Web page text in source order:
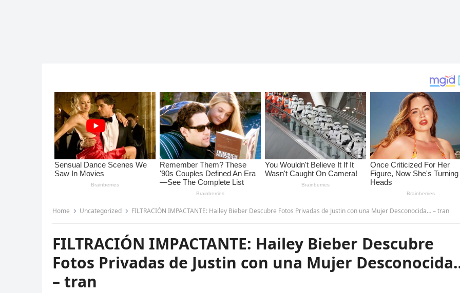
Home Uncategorized FILTRACIÓN IMPACTANTE: Hailey Bieber Descubre Fotos Privadas de Justin con una Mujer Desconocida… – tran
FILTRACIÓN IMPACTANTE: Hailey Bieber Descubre
Fotos Privadas de Justin con una Mujer
– tran